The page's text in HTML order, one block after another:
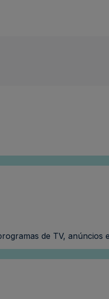
de TV, anúncios